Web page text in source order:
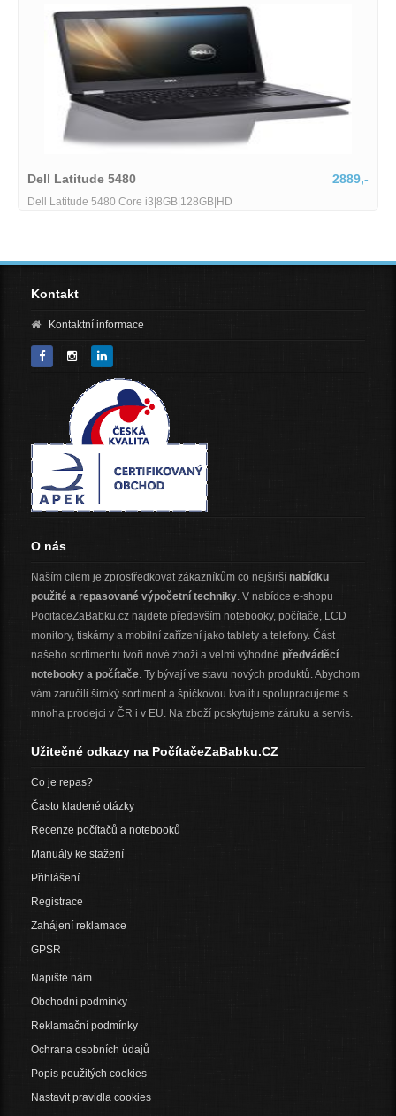
2889,- HP Zbook Fury
HP Zbook Fury 15 G8 Core i7-11850H 25 GHz 32GB
Kontakt
Kontaktní informace
O nás
Naším cílem je zprostředkovat zákazníkům co nejširší nabídku
použité a repasované výpočetní techniky. V nabídce e-shopu
PocitaceZaBabku.cz najdete především notebooky, počítače, LCD
monitory, tiskárny a mobilní zařízení jako tablety a telefony. Část
našeho sortimentu tvoří nové zboží a velmi výhodné předváděcí
notebooky a počítače. Ty bývají ve stavu nových produktů. Abychom
vám zaručili široký sortiment a špičkovou kvalitu spolupracujeme s
mnoha prodejci v ČR i v EU. Na zboží poskytujeme záruku a servis.
Užitečné odkazy na PočítačeZaBabku.CZ
Co je repas?
Často kladené otázky
Recenze počítačů a notebooků
Manuály ke stažení
Přihlášení
Registrace
Zahájení reklamace
GPSR
Napište nám
Obchodní podmínky
Reklamační podmínky
Ochrana osobních údajů
Popis použitých cookies
Nastavit pravidla cookies